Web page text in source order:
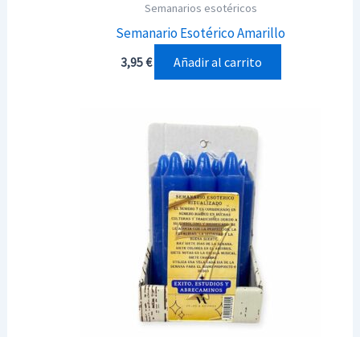
Semanarios esotéricos
Semanario Esotérico Amarillo
3,95€ Añadir al carrito